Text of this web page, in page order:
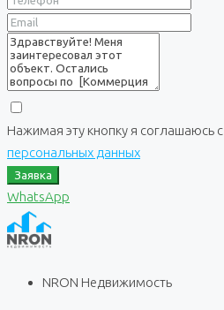
Нажимая эту кнопку я соглашаюсь с
персональных данных
Заявка
WhatsApp
NRON Недвижимость